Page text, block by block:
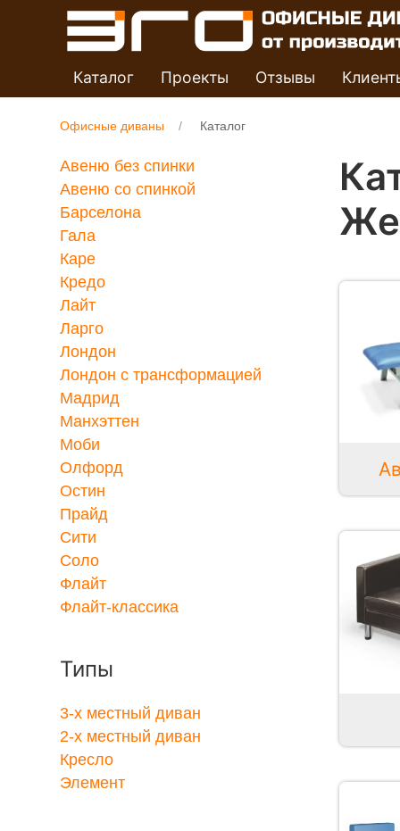
Каталог Проекты Отзывы
Офисные диваны Каталог
Авеню без спинки
Авеню со спинкой
Барселона
Гала
Каре
Кредо
Лайт
Ларго
Лондон
Лондон с трансформацией
Мадрид
Манхэттен
Моби
Олфорд
Остин
Прайд
Сити
Соло
Флайт
Флайт-классика
Типы
3-x местный диван
2-x местный диван
Кресло
Элемент